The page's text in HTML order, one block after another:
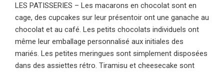
LES PATISSERIES – Les macarons en chocolat sont en
cage, des cupcakes sur leur présentoir ont une ganache au
chocolat et au café. Les petits chocolats individuels ont
même leur emballage personnalisé aux initiales des
mariés. Les petites meringues sont simplement disposées
dans des assiettes rétro. Tiramisu et cheesecake sont